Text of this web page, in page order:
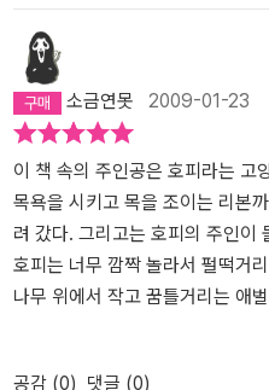
인해주변 모든 생물들에게 넉넉
정을 고스란히 간직하고 있다.오
길러진 고양이 호피가 길을 잃고
찾지 못했으나 점차 성장하면서
는 완전한 고양이로 거듭나게 되
의 자리에 대한 작지만 큰 분쟁과
던서낭의 이사, 아파트 공사로 인
이야기는 서로 먼저 과수원을 찾
도에 그려진 진짜 보물(?!) 이야
모두 사이좋게 어우러지는모습
소금연못 2009-01-23
이 책 속의 주인공은 호피라는 고
목욕을 시키고 목을 조이는 리본
려 갔다. 그리고는 호피의 주인이
호피는 너무 깜짝 놀라서 펄떡거
나무 위에서 작고 꿈틀거리는 애
호피는 주인을 잃은 고양이가 되
공감 (0) 댓글 (0)